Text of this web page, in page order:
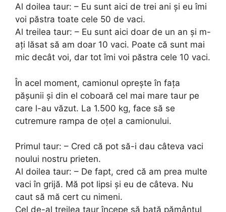
Al doilea taur: – Eu sunt aici de trei ani și eu îmi
voi păstra toate cele 50 de vaci.
Al treilea taur: – Eu sunt aici doar de un an și m-
ați lăsat să am doar 10 vaci. Poate că sunt mai
mic decât voi, dar tot îmi voi păstra cele 10 vaci.
În acel moment, camionul oprește în fața
pășunii și din el coboară cel mai mare taur pe
care l-au văzut. La 1.500 kg, face să se
cutremure rampa de oțel a camionului.
Primul taur: – Cred că pot să-i dau câteva vaci
noului nostru prieten.
Al doilea taur: – De fapt, cred că am prea multe
vaci în grijă. Mă pot lipsi și eu de câteva. Nu
caut să mă cert cu nimeni.
Cel de-al treilea taur începe să bată pământul